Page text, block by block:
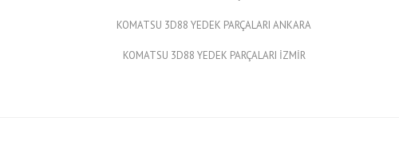
KOMATSU 3D88 YEDEK PARÇALARI ANKARA
KOMATSU 3D88 YEDEK PARÇALARI İZMİR